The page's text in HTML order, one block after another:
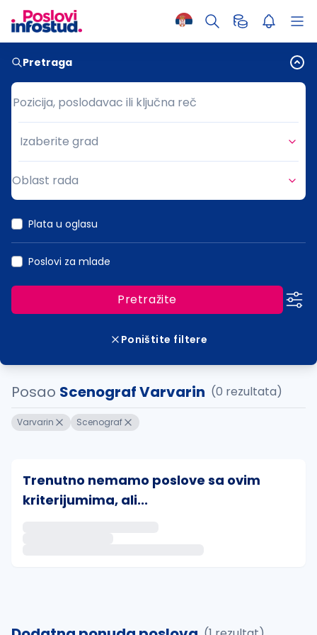
Pretraga
Pozicija, poslodavac ili ključna reč
Pozicija, poslodavac ili ključna reč
Grad
Izaberite grad
Oblast rada
Plata u oglasu
Poslovi za mlade
Pretražite
Poništite filtere
Posao Scenograf Varvarin (0 rezultata)
Varvarin Scenograf
Trenutno nemamo poslove sa ovim
kriterijumima, ali...